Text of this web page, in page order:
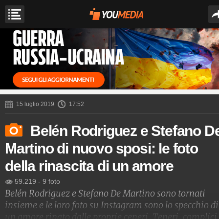
15 luglio 2019 17:52
Belén Rodriguez e Stefano
Martino di nuovo sposi: le foto
della rinascita di un amore
59.219 - 9 foto
Belén Rodriguez e Stefano De Martino sono tornati
insieme e le loro foto su Instagram sono lo specchio di
un amore rinato dalle proprie ceneri. Teneri, complici,